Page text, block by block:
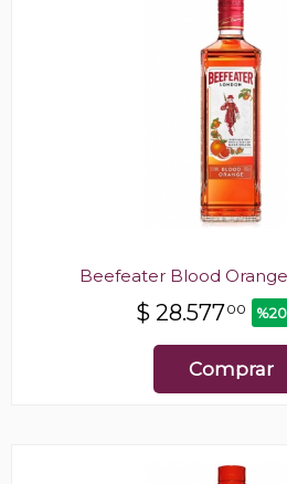
Beefeater Blood
$ 28.57700
Comprar